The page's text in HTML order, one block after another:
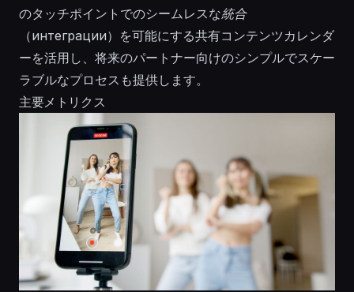
のタッチポイントでのシームレスな統合
（интеграции）を可能にする共有コンテンツカレンダ
ーを活用し、将来のパートナー向けのシンプルでスケー
ラブルなプロセスも提供します。
主要メトリクス